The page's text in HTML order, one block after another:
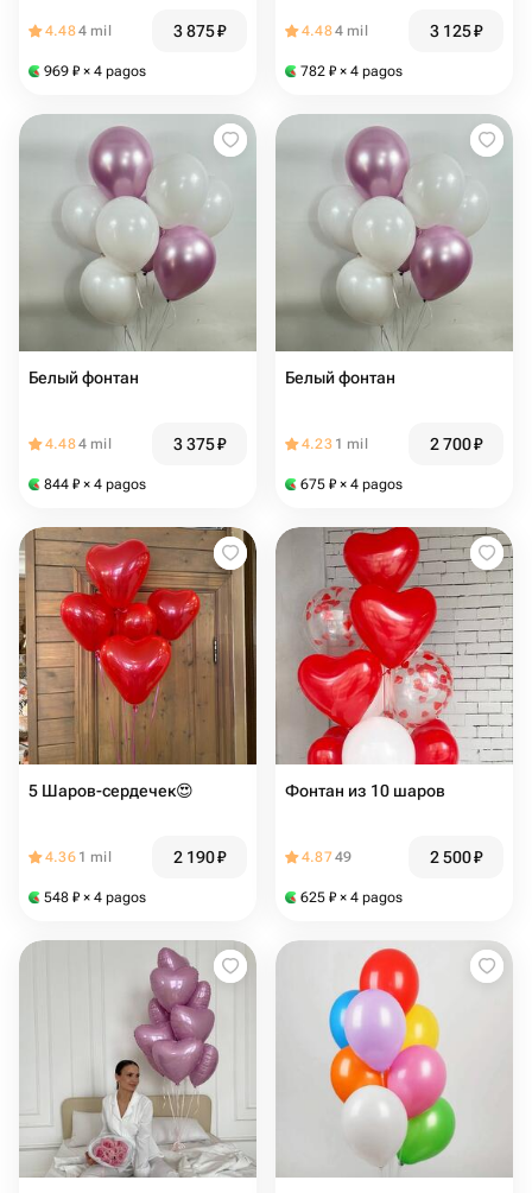
4.484 mil 3 875₽
969 ₽ × 4 pagos
4.484 mil 3 125₽
782 ₽ × 4 pagos
Белый фонтан
4.484 mil 3 375₽
844 ₽ × 4 pagos
Белый фонтан
4.23 1 mil 2 700₽
675 ₽ × 4 pagos
5 Шаров-сердечек😍
4.36 1 mil 2 190₽
548 ₽ × 4 pagos
Фонтан из 10 шаров
4.8749 2 500₽
625 ₽ × 4 pagos